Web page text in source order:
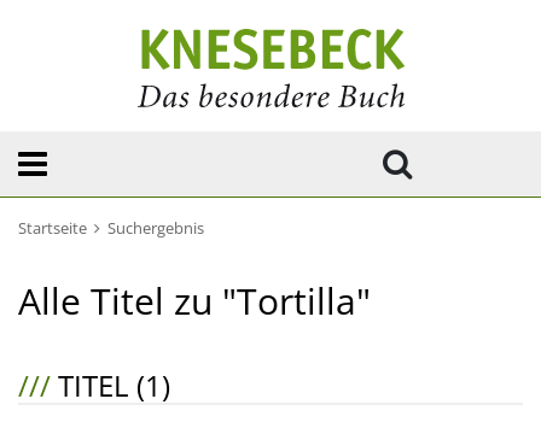
Startseite Suchergebnis
Alle Titel zu "Tortilla"
///TITEL (1)